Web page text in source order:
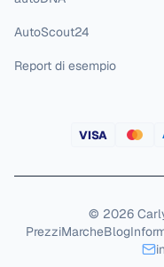
AutoScout24
Report di esempio
VISA
© 2026
PrezziMarcheBlog